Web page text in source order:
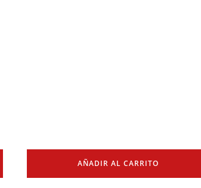
AÑADIR AL CARRITO